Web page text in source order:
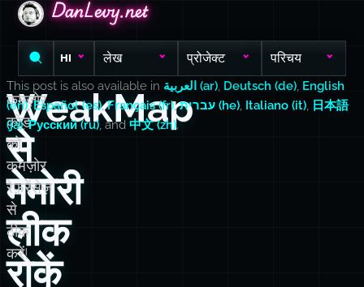
DanLevy.net
DanLevy.net
DanLevy.net
HI लेख प्रोजेक्ट परिचय
WeakMap
से
मेमोरी
लीक
रोकें
कमज़ोर
कोड
को
कमज़ोर
रेफ़रेंसेज़
से
ठीक
करें!
This post is also available in العربية (ar), Deutsch (de), English
(en),Español (es),Français (fr), עברית (he), Italiano (it), 日本語
(ja),Русский (ru), and 中文 (zh).